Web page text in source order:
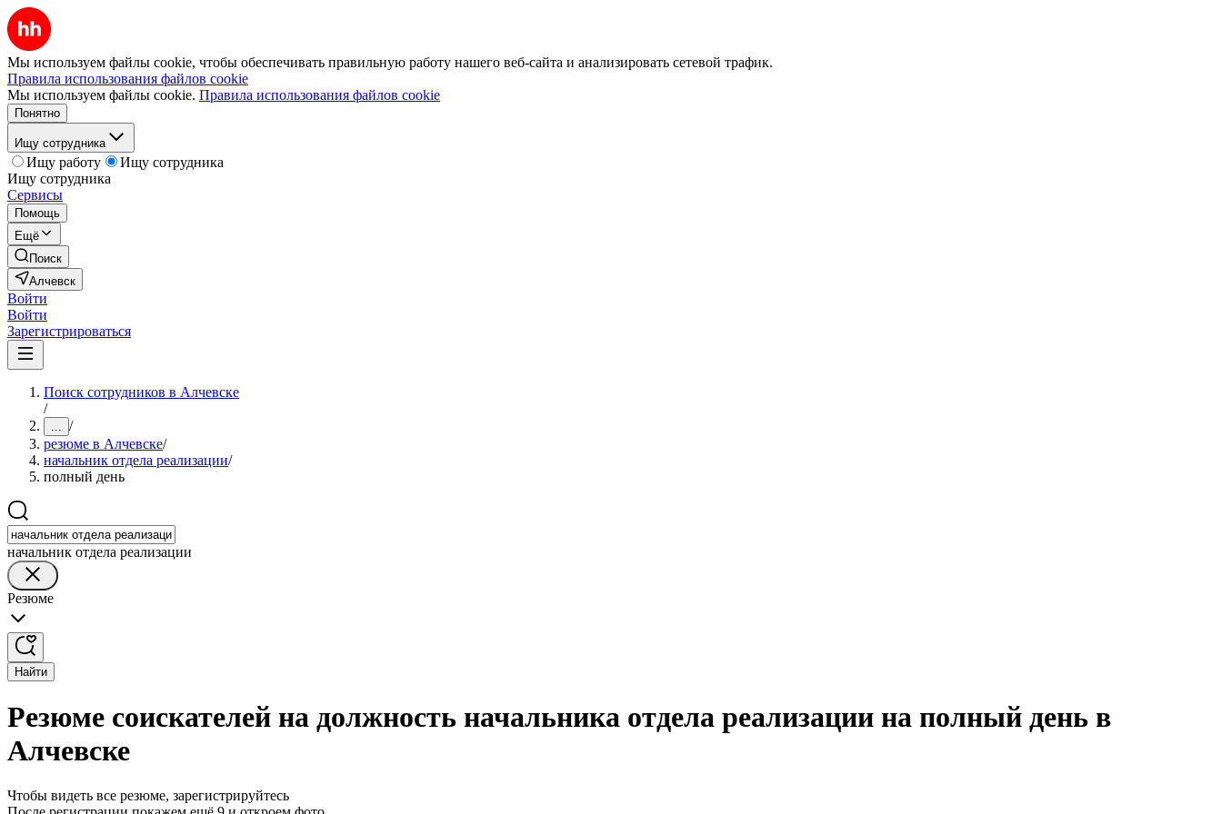
Мы используем файлы cookie, чтобы обеспечивать правильную работу нашего веб-сайта и анализировать сетевой трафик.
Правила использования файлов cookie
Мы используем файлы cookie. Правила использования файлов cookie
Понятно
Ищу сотрудника
Ищу работу
Ищу сотрудника
Ищу сотрудника
Сервисы
Помощь
Ещё
Поиск
Алчевск
Войти
Войти
Зарегистрироваться
Поиск сотрудников в Алчевске
/
... /
резюме в Алчевске/
начальник отдела реализации/
полный день
начальник отдела реализации
Резюме
Найти
Резюме соискателей на должность начальника отдела реализации на полный день в
Алчевске
Чтобы видеть все резюме, зарегистрируйтесь